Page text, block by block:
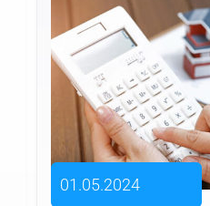
01.05.2024